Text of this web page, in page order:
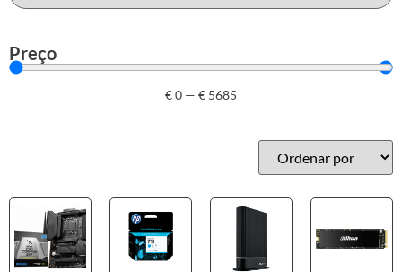
Mais acessórios USB
HP
Outros acessórios de informática
Preço
€0 — € 5685